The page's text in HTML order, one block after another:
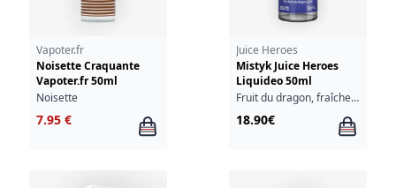
Vapoter.fr
Noisette Craquante
Vapoter.fr 50ml
Noisette
7.95 €
Juice Heroes
Mistyk Juice Heroes
Liquideo 50ml
Fruit du dragon, fraîcheur
18.90€